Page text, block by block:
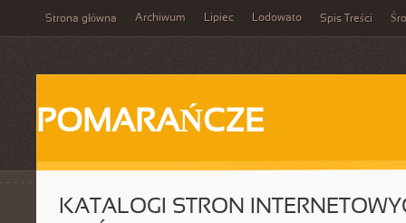
Strona główna Archiwum Lipiec Lodowato Spis Treści
POMARAŃCZE
KATALOGI STRON